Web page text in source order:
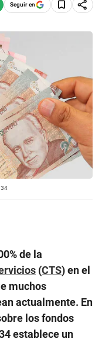
Seguir en
de la
(CTS) en el
muchos
actualmente. En
los fondos
establece un